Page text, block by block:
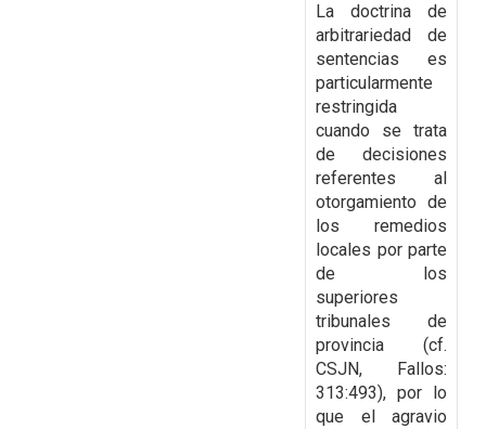
La doctrina de
arbitrariedad de
sentencias es
particularmente
restringida
cuando se trata
de decisiones
referentes al
otorgamiento de
los remedios
locales por parte
de los
superiores
tribunales de
provincia (cf.
CSJN, Fallos:
313:493), por lo
que el agravio